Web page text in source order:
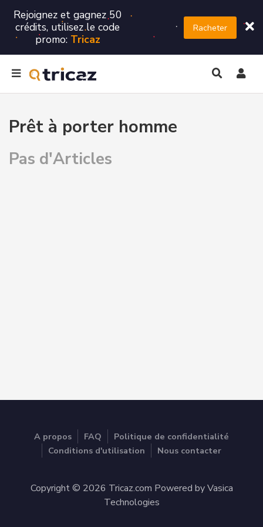
Rejoignez et gagnez 50
crédits, utilisez le code
promo: Tricaz
Racheter
Prêt à porter homme
Pas d'Articles
A propos FAQ
Politique de confidentialité
Conditions d'utilisation
Nous contacter
Copyright © 2026 Tricaz.com Powered by Vasica
Technologies